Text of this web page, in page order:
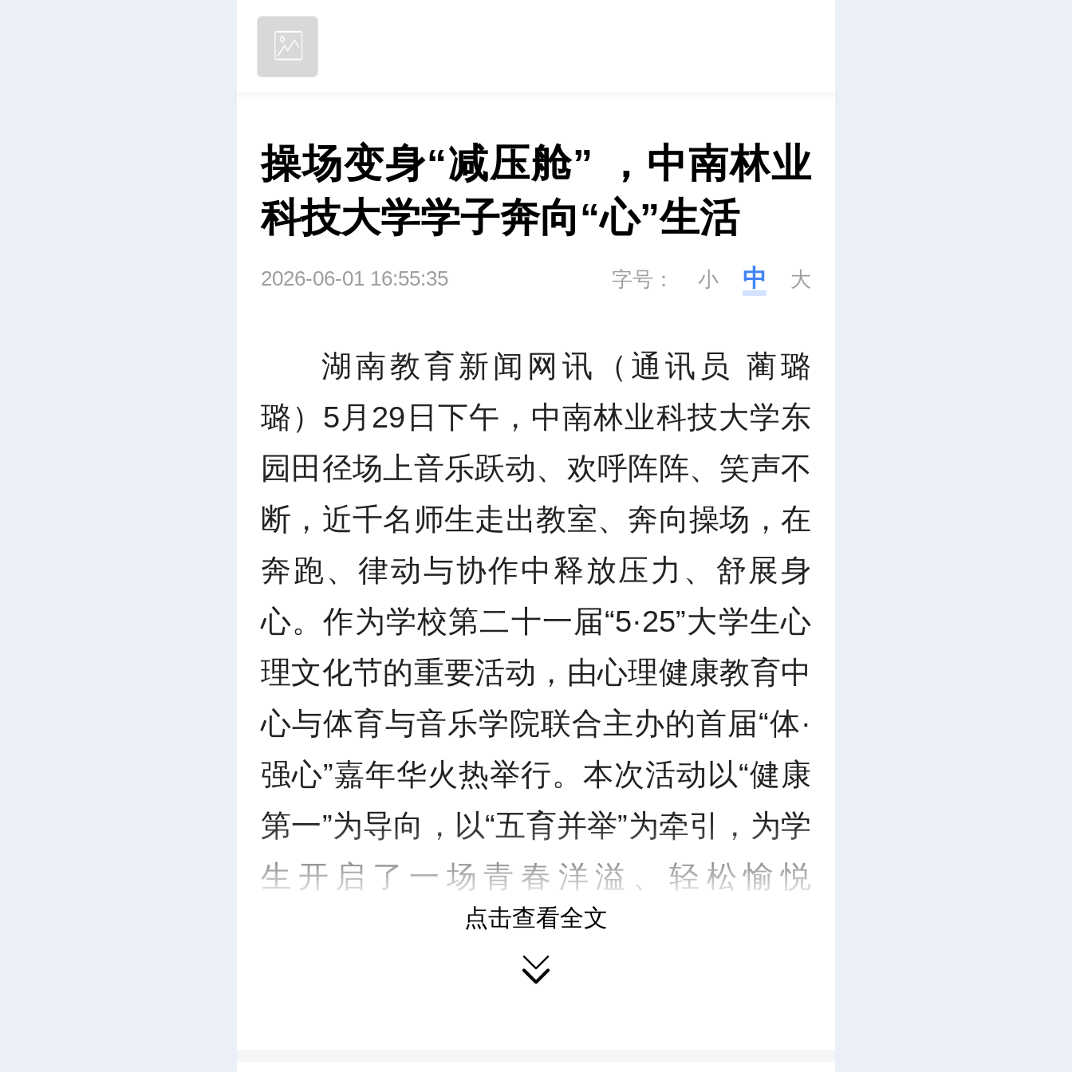
操场变身“减压舱” ，中南林业
科技大学学子奔向“心”生活
2026-06-01 16:55:35 字号： 小 中 大
湖南教育新闻网讯（通讯员 蔺璐
璐）5月29日下午，中南林业科技大学东
园田径场上音乐跃动、欢呼阵阵、笑声不
断，近千名师生走出教室、奔向操场，在
奔跑、律动与协作中释放压力、舒展身
心。作为学校第二十一届“5·25”大学生心
理文化节的重要活动，由心理健康教育中
心与体育与音乐学院联合主办的首届“体·
强心”嘉年华火热举行。本次活动以“健康
第一”为导向，以“五育并举”为牵引，为学
生开启了一场青春洋溢、轻松愉悦
的“心”体验。学校党委委员、副校长刘高
强出席并致辞，学生工作部、校团委相关
点击查看全文
